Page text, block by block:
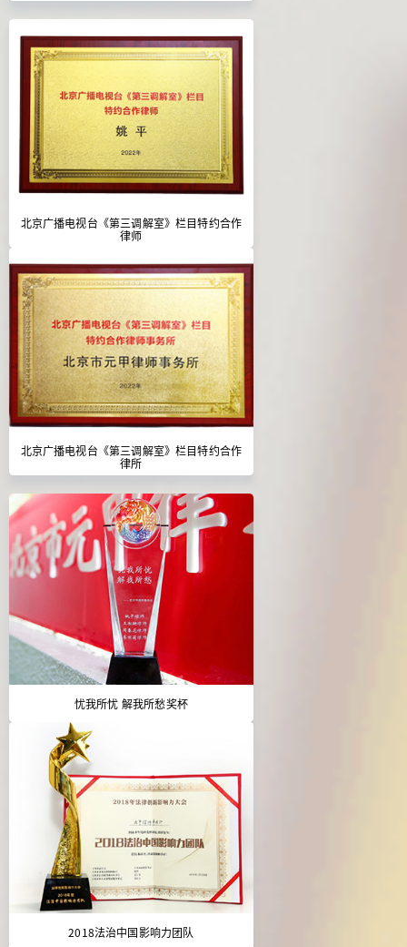
北京广播电视台《第三调解室》栏目特约合作
律师
北京广播电视台《第三调解室》栏目特约合作
律所
忧我所忧 解我所愁奖杯
2018法治中国影响力团队